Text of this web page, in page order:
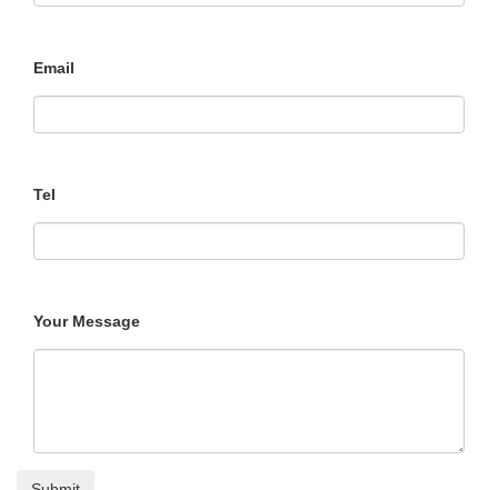
Email
Tel
Your Message